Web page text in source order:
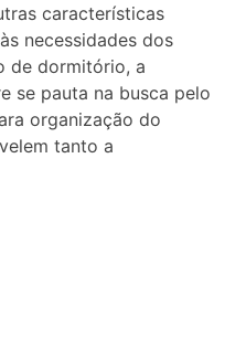
características
necessidades dos
de dormitório, a
se pauta na busca pelo
organização do
tanto a